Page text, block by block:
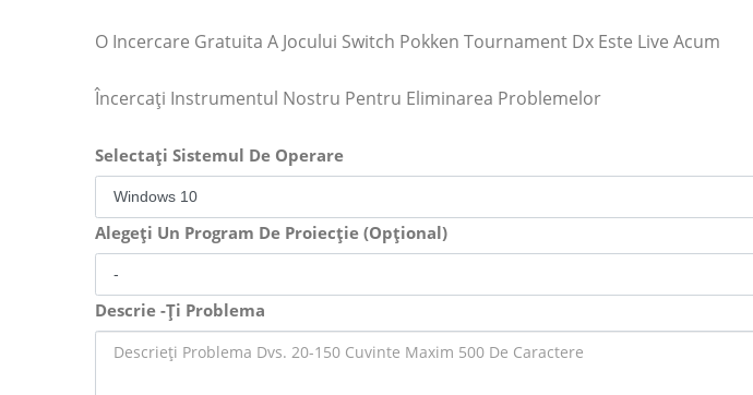
O Incercare Gratuita A Jocului Switch Pokken Tournament Dx Este Live Acum
Încercați Instrumentul Nostru Pentru Eliminarea Problemelor
Selectați Sistemul De Operare
Alegeți Un Program De Proiecție (Opțional)
Descrie -Ți Problema